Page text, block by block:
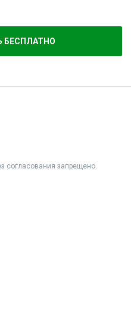
БЕСПЛАТНО
согласования запрещено.